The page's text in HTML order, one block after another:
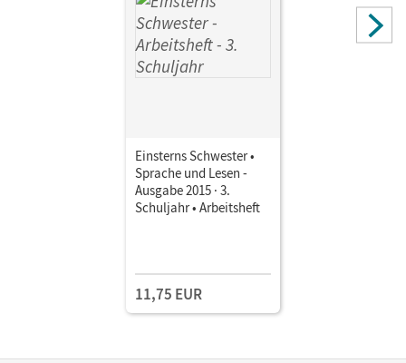
Einsterns Schwester •
Sprache und Lesen -
Ausgabe 2015 · 3.
Schuljahr • Arbeitsheft
11,75 EUR